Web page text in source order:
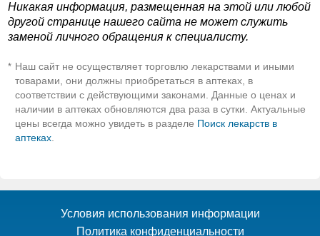
Никакая информация, размещенная на этой или любой
другой странице нашего сайта не может служить
заменой личного обращения к специалисту.
* Наш сайт не осуществляет торговлю лекарствами и иными
товарами, они должны приобретаться в аптеках, в
соответствии с действующими законами. Данные о ценах и
наличии в аптеках обновляются два раза в сутки. Актуальные
цены всегда можно увидеть в разделе Поиск лекарств в
аптеках
Условия использования информации
Политика конфиденциальности